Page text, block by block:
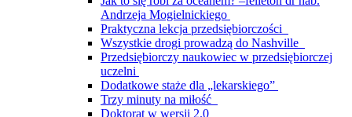
Andrzeja Mogielnickiego
Praktyczna lekcja przedsiębiorczości
Wszystkie drogi prowadzą do Nashville
Przedsiębiorczy naukowiec w przedsiębiorczej
uczelni
Dodatkowe staże dla „lekarskiego”
Trzy minuty na miłość
Doktorat w wersji 2.0